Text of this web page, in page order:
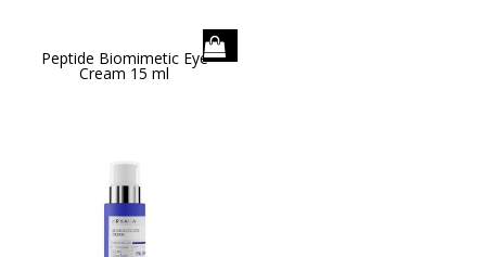
Peptide Biomimetic Eye
Cream 15 ml